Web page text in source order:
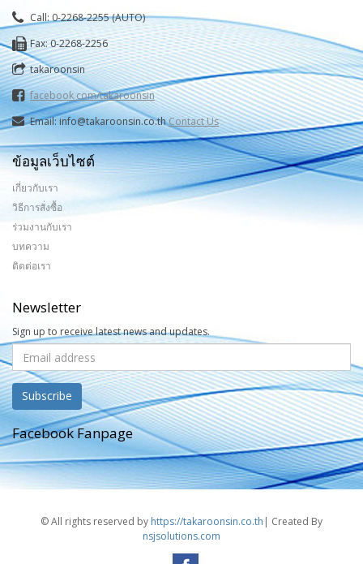
Call: 0-2268-2255 (AUTO)
Fax: 0-2268-2256
takaroonsin
facebook.com/takaroonsin
Email: info@takaroonsin.co.thContact Us
ข้อมูลเว็บไซต์
เกี่ยวกับเรา
วิธีการสั่งซื้อ
ร่วมงานกับเรา
บทความ
ติดต่อเรา
Newsletter
Sign up to receive latest news and updates.
Facebook Fanpage
© All rights reserved by https://takaroonsin.co.th | Created By
nsjsolutions.com